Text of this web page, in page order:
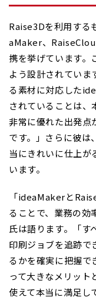
Raise3Dを利用する
aMaker、
携を挙げています。
よう設計されていま
る素材に対応した
されていることは、
非常に優れた出発点
です。」さらに彼は
当にきれいに仕上が
います。
「ideaMakerと
ることで、業務の
氏は語ります。「す
印刷ジョブを追跡で
るかを確実に把握で
って大きなメリット
使えて本当に満足し